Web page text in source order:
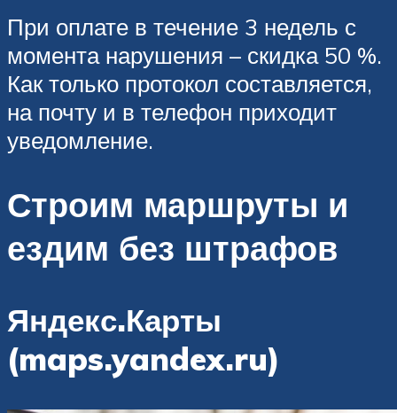
При оплате в течение 3 недель с
момента нарушения – скидка 50 %.
Как только протокол составляется,
на почту и в телефон приходит
уведомление.
Строим маршруты и
ездим без штрафов
Яндекс.Карты
(maps.yandex.ru)